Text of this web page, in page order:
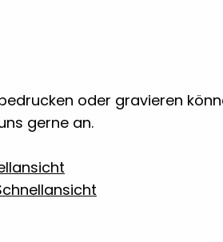
oder gravieren
gerne an.